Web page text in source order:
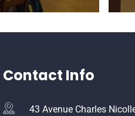
Contact Info
43 Avenue Charles